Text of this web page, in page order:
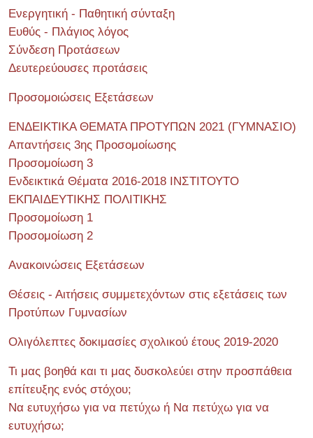
Ενεργητική - Παθητική σύνταξη
Ευθύς - Πλάγιος λόγος
Σύνδεση Προτάσεων
Δευτερεύουσες προτάσεις
Προσομοιώσεις Εξετάσεων
ΕΝΔΕΙΚΤΙΚΑ ΘΕΜΑΤΑ ΠΡΟΤΥΠΩΝ 2021 (ΓΥΜΝΑΣΙΟ)
Απαντήσεις 3ης Προσομοίωσης
Προσομοίωση 3
Ενδεικτικά Θέματα 2016-2018 ΙΝΣΤΙΤΟΥΤΟ
ΕΚΠΑΙΔΕΥΤΙΚΗΣ ΠΟΛΙΤΙΚΗΣ
Προσομοίωση 1
Προσομοίωση 2
Ανακοινώσεις Εξετάσεων
Θέσεις - Αιτήσεις συμμετεχόντων στις εξετάσεις των
Προτύπων Γυμνασίων
Ολιγόλεπτες δοκιμασίες σχολικού έτους 2019-2020
Τι μας βοηθά και τι μας δυσκολεύει στην προσπάθεια
επίτευξης ενός στόχου;
Να ευτυχήσω για να πετύχω ή Να πετύχω για να
ευτυχήσω;